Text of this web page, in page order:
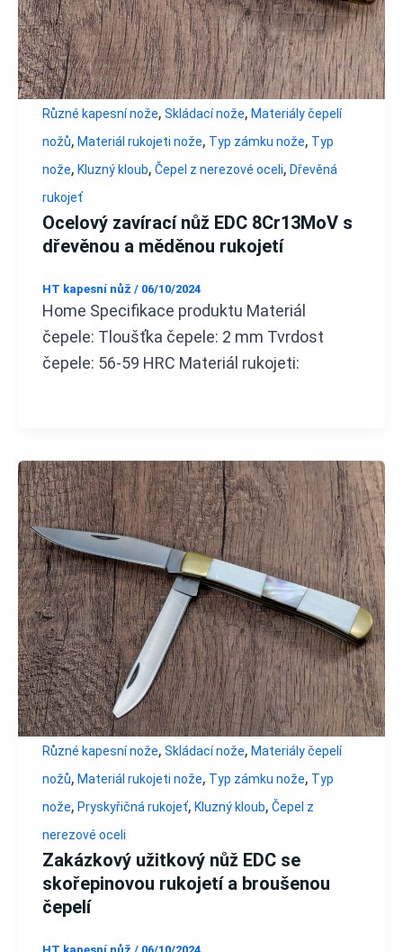
Různé kapesní nože, Skládací nože, Materiály čepelí
nožů, Materiál rukojeti nože, Typ zámku nože, Typ
nože, Kluzný kloub, Čepel z nerezové oceli, Dřevěná
rukojeť
Ocelový zavírací nůž EDC 8Cr13MoV s
dřevěnou a měděnou rukojetí
HT kapesní nůž / 06/10/2024
Home Specifikace produktu Materiál
čepele: Tloušťka čepele: 2 mm Tvrdost
čepele: 56-59 HRC Materiál rukojeti:
Různé kapesní nože, Skládací nože, Materiály čepelí
nožů, Materiál rukojeti nože, Typ zámku nože, Typ
nože, Pryskyřičná rukojeť, Kluzný kloub, Čepel z
nerezové oceli
Zakázkový užitkový nůž EDC se
skořepinovou rukojetí a broušenou
čepelí